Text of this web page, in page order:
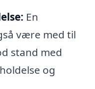
En
være med til
stand med
og